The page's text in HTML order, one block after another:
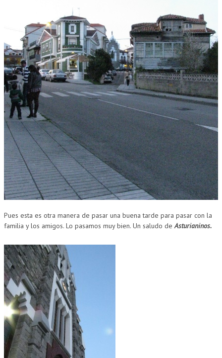
Pues esta es otra manera de pasar una buena tarde para pasar con la
familia y los amigos. Lo pasamos muy bien. Un saludo de Asturianinos.